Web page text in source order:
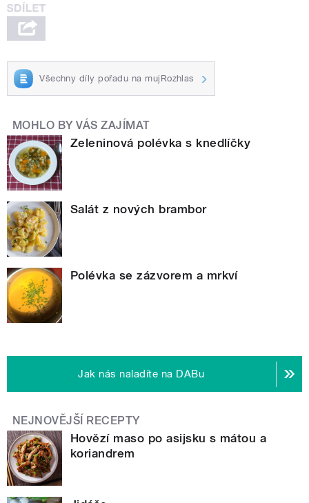
Všechny díly pořadu na mujRozhlas
MOHLO BY VÁS ZAJÍMAT
Zeleninová polévka s knedlíčky
Salát z nových brambor
Polévka se zázvorem a mrkví
Jak nás naladíte na DABu
NEJNOVĚJŠÍ RECEPTY
Hovězí maso po asijsku s mátou a
koriandrem